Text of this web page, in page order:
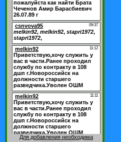
Для добавления необходима